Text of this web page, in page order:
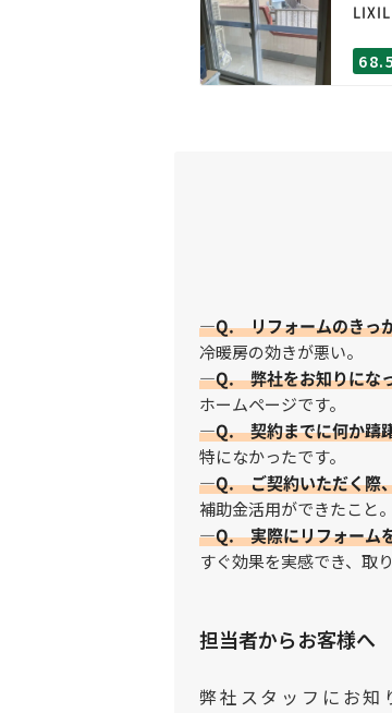
—Q. リフォームのきっ
冷暖房の効きが悪い。
—Q. 弊社をお知りにな
ホームページです。
—Q. 契約までに何か躊
特になかったです。
—Q. ご契約いただく際
補助金活用ができたこと。
—Q. 実際にリフォーム
すぐ効果を実感でき、取
担当者からお客様へ
弊社スタッフにお知